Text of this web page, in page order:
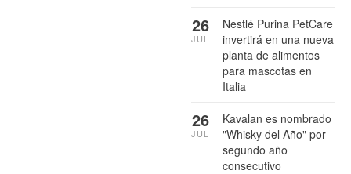
Nestlé Purina PetCare
invertirá en una nueva
planta de alimentos
para mascotas en
Italia
26
JUL
Kavalan es nombrado
"Whisky del Año" por
segundo año
consecutivo
26
JUL